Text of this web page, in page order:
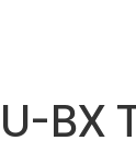
U-BX